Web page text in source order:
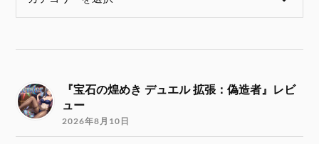
『宝石の煌めき デュエル 拡張：偽造者』レビ
ュー
2026年8月10日